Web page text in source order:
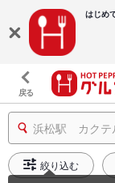
はじめ
戻る
浜松駅 カクテ
絞り込む